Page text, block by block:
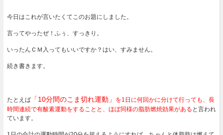
今日はこれが言いたくてこのお題にしました。
言ってやったぜ！ふぅ、すっきり。
いったんＣＭ入ってもいいですか？はい、すみません。
続き書きます。
たとえば 「10分間のこま切れ運動」
を1日に何回かに分けて行っても、長
時間連続で有酸素運動をすることと、ほぼ同様の脂肪燃焼効果がある と言われ
ています。